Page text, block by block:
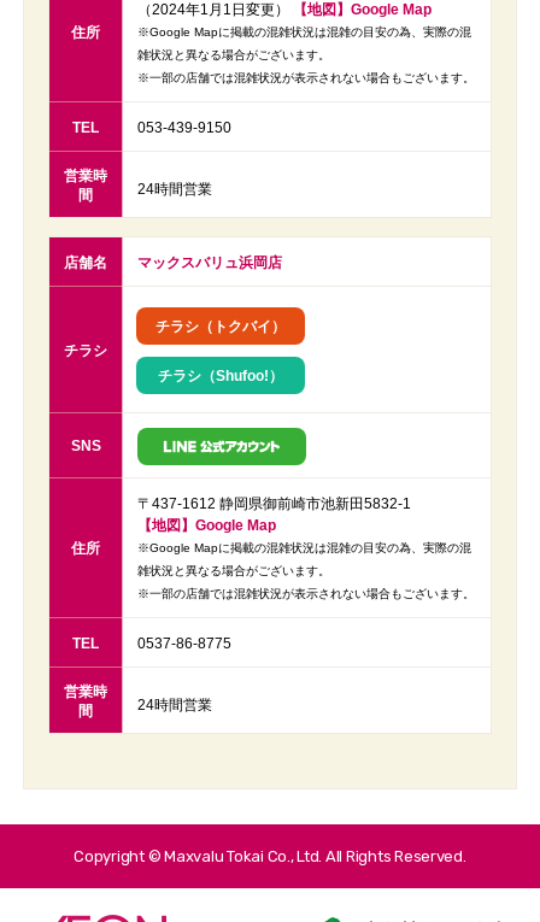
住所
（2024年1月1日変更）
【地図】Google Map
※Google Mapに掲載の混雑状況は混雑の目安の為、実際の混
雑状況と異なる場合がございます。
※一部の店舗では混雑状況が表示されない場合もございます。
TEL 053-439-9150
営業時
間
24時間営業
店舗名 マックスバリュ浜岡店
チラシ
チラシ（トクバイ）
チラシ（Shufoo!）
SNS
住所
〒437-1612 静岡県御前崎市池新田5832-1
【地図】Google Map
※Google Mapに掲載の混雑状況は混雑の目安の為、実際の混
雑状況と異なる場合がございます。
※一部の店舗では混雑状況が表示されない場合もございます。
TEL 0537-86-8775
営業時
間
24時間営業
Copyright © Maxvalu Tokai Co., Ltd. All Rights Reserved.